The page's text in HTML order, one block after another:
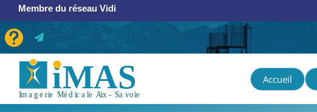
Membre du réseau Vidi
 
Accueil